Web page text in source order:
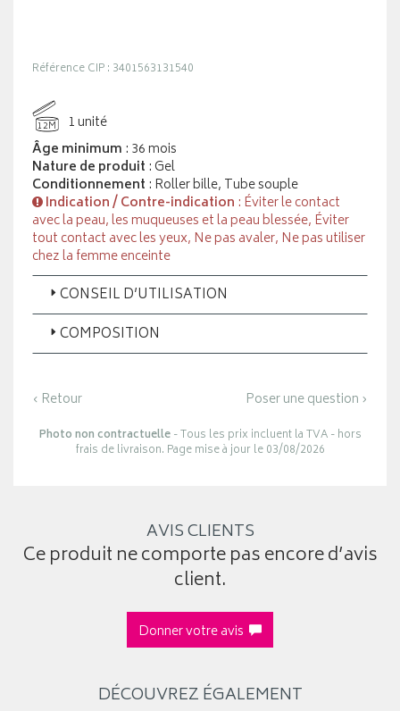
Référence CIP : 3401563131540
12M
1 unité
Âge minimum : 36 mois
Nature de produit : Gel
Conditionnement : Roller bille, Tube souple
Indication / Contre-indication : Éviter le contact
avec la peau, les muqueuses et la peau blessée, Éviter
tout contact avec les yeux, Ne pas avaler, Ne pas utiliser
chez la femme enceinte
CONSEIL D’UTILISATION
COMPOSITION
‹ Retour Poser une question ›
Photo non contractuelle- Tous les prix incluent la TVA - hors
frais de livraison. Page mise à jour le 03/08/2026
AVIS CLIENTS
Ce produit ne comporte pas encore d’avis
client.
Donner votre avis
DÉCOUVREZ ÉGALEMENT